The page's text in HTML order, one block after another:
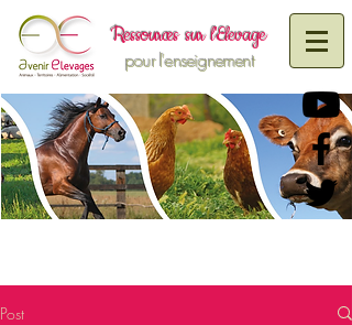
Ressources sur l'Elevage
pour l'enseignement
Post